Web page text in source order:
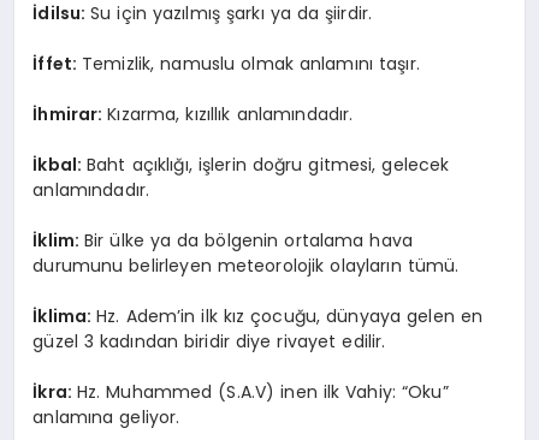
İdilsu:Su için yazılmış şarkı ya da şiirdir.
İffet: Temizlik, namuslu olmak anlamını taşır.
İhmirar:Kızarma, kızıllık anlamındadır.
İkbal:Baht açıklığı, işlerin doğru gitmesi, gelecek
anlamındadır.
İklim:Bir ülke ya da bölgenin ortalama hava
durumunu belirleyen meteorolojik olayların tümü.
İklima:Hz. Adem’in ilk kız çocuğu, dünyaya gelen en
güzel 3 kadından biridir diye rivayet edilir.
İkra: Hz. Muhammed (S.A.V) inen ilk Vahiy: “Oku”
anlamına geliyor.